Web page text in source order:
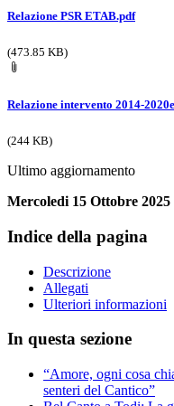
Relazione PSR ETAB.pdf
(473.85 KB)
Relazione intervento 2014-
(244 KB)
Ultimo aggiornamento
Mercoledi 15 Ottobre 2025
Indice della pagina
Descrizione
Allegati
Ulteriori informazioni
In questa sezione
“Amore, ogni cosa
senteri del Cantico”